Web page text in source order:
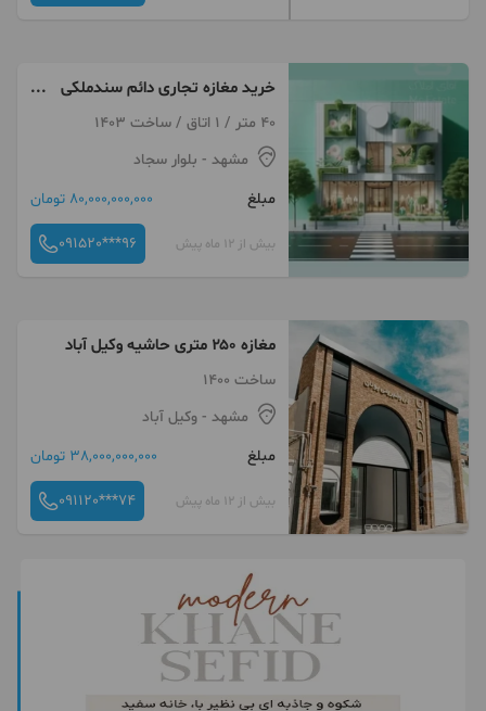
خرید مغازه تجاری دائم سندملکی
در بلوار سجاد
40 متر / 1 اتاق / ساخت 1403
مشهد - بلوار سجاد
مبلغ
80,000,000,000 تومان
بیش از 12 ماه پیش 091520***96
مغازه ۲۵۰ متری حاشیه وکیل آباد
ساخت 1400
مشهد - وکیل آباد
مبلغ
38,000,000,000 تومان
بیش از 12 ماه پیش 091120***74